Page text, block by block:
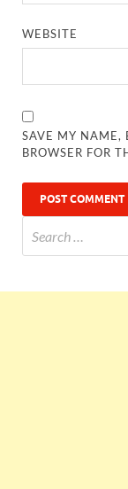
WEBSITE
SAVE MY NAME,
BROWSER FOR